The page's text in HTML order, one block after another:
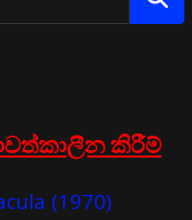
කිරීම්
(1970)